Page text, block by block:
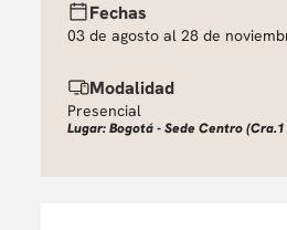
Fechas
03 de agosto al 28 de
Modalidad
Presencial
Lugar: Bogotá - Sede Centro